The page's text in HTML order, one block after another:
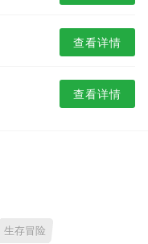
查看详情
查看详情
生存冒险